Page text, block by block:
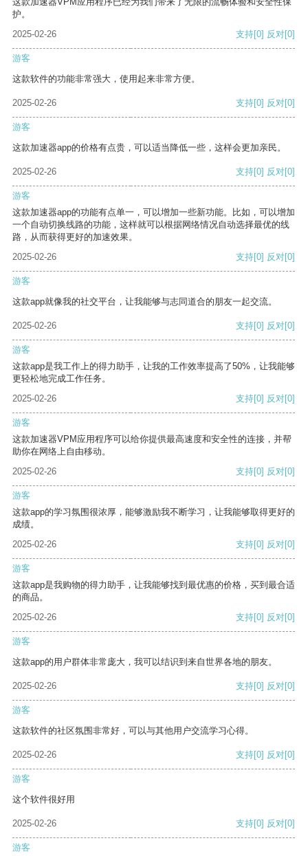
护。
2025-02-26
支持[0] 反对[0]
游客
这款软件的功能非常强大，使用起来非常方便。
2025-02-26 支持[0] 反对[0]
游客
这款加速器app的价格有点贵，可以适当降低一些，这样会更加亲民。
2025-02-26 支持[0] 反对[0]
游客
这款加速器app的功能有点单一，可以增加一些新功能。比如，可以增加
一个自动切换线路的功能，这样就可以根据网络情况自动选择最优的线
路，从而获得更好的加速效果。
2025-02-26
支持[0] 反对[0]
游客
这款app就像我的社交平台，让我能够与志同道合的朋友一起交流。
2025-02-26 支持[0] 反对[0]
游客
这款app是我工作上的得力助手，让我的工作效率提高了50%，让我能够
更轻松地完成工作任务。
2025-02-26
支持[0] 反对[0]
游客
这款加速器VPM应用程序可以给你提供最高速度和安全性的连接，并帮
助你在网络上自由移动。
2025-02-26
支持[0] 反对[0]
游客
这款app的学习氛围很浓厚，能够激励我不断学习，让我能够取得更好的
成绩。
2025-02-26
支持[0] 反对[0]
游客
这款app是我购物的得力助手，让我能够找到最优惠的价格，买到最合适
的商品。
2025-02-26
支持[0] 反对[0]
游客
这款app的用户群体非常庞大，我可以结识到来自世界各地的朋友。
2025-02-26 支持[0] 反对[0]
游客
这款软件的社区氛围非常好，可以与其他用户交流学习心得。
2025-02-26 支持[0] 反对[0]
游客
这个软件很好用
2025-02-26 支持[0] 反对[0]
游客